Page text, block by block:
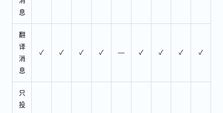
息
翻
译
消
息
✓ ✓ ✓ ✓ — ✓ ✓ ✓ ✓
只
投